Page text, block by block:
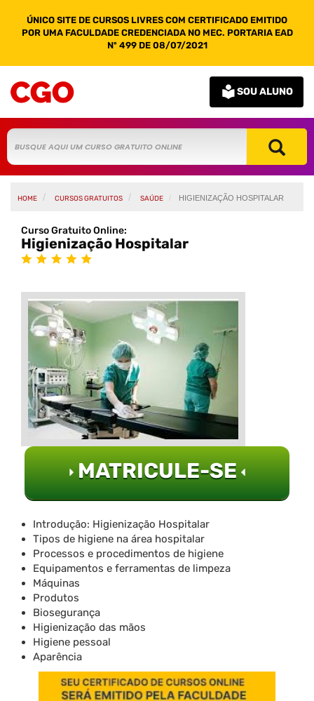
ÚNICO SITE DE CURSOS LIVRES COM CERTIFICADO EMITIDO
POR UMA FACULDADE CREDENCIADA NO MEC. PORTARIA EAD
Nº 499 DE 08/07/2021
SOU ALUNO
HOME CURSOS GRATUITOS SAÚDE HIGIENIZAÇÃO HOSPITALAR
Curso Gratuito Online:
Higienização Hospitalar
MATRICULE-SE
Introdução: Higienização Hospitalar
Tipos de higiene na área hospitalar
Processos e procedimentos de higiene
Equipamentos e ferramentas de limpeza
Máquinas
Produtos
Biosegurança
Higienização das mãos
Higiene pessoal
Aparência